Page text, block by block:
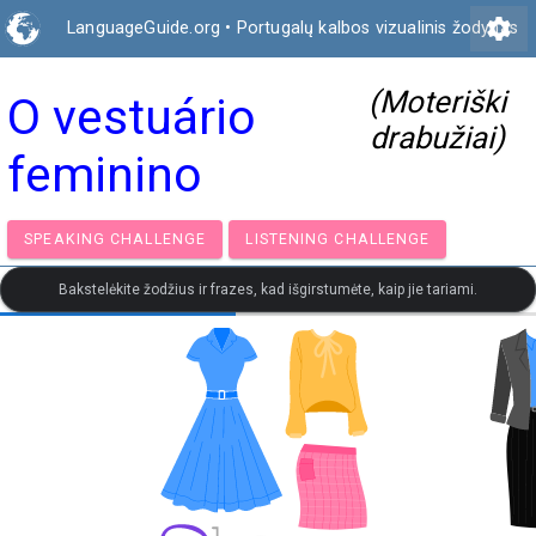
LanguageGuide.org • Portugalų kalbos vizualinis žodynas
settings
O vestuário
feminino
(Moteriški
drabužiai)
SPEAKING CHALLENGE LISTENING CHALLENGE
Bakstelėkite žodžius ir frazes, kad išgirstumėte, kaip jie tariami.